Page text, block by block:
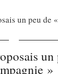
un peu de
un
»